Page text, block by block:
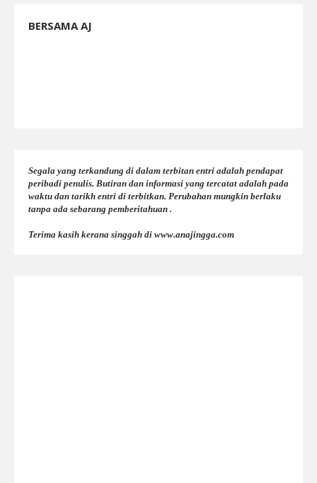
BERSAMA AJ
Segala yang terkandung di dalam terbitan entri adalah pendapat
peribadi penulis. Butiran dan informasi yang tercatat adalah pada
waktu dan tarikh entri di terbitkan. Perubahan mungkin berlaku
tanpa ada sebarang pemberitahuan .
Terima kasih kerana singgah di www.anajingga.com